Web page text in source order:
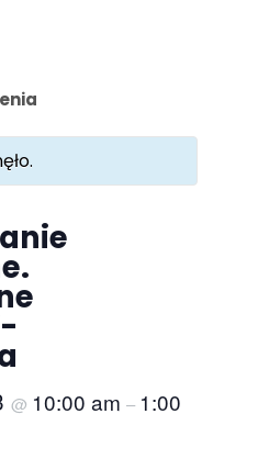
@ 10:00 am – 1:00